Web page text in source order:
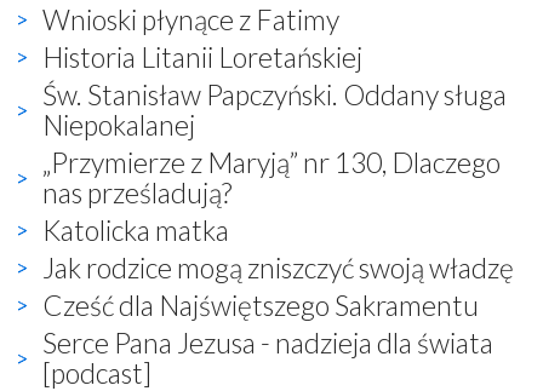
Wnioski płynące z Fatimy
Historia Litanii Loretańskiej
Św. Stanisław Papczyński. Oddany sługa
Niepokalanej
„Przymierze z Maryją” nr 130, Dlaczego
nas prześladują?
Katolicka matka
Jak rodzice mogą zniszczyć swoją władzę
Cześć dla Najświętszego Sakramentu
Serce Pana Jezusa - nadzieja dla świata
[podcast]